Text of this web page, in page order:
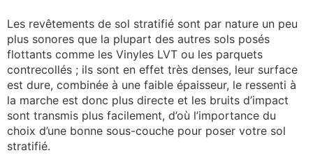
Les revêtements de sol stratifié sont par nature un peu
plus sonores que la plupart des autres sols posés
flottants comme les Vinyles LVT ou les parquets
contrecollés ; ils sont en effet très denses, leur surface
est dure, combinée à une faible épaisseur, le ressenti à
la marche est donc plus directe et les bruits d’impact
sont transmis plus facilement, d’où l’importance du
choix d’une bonne sous-couche pour poser votre sol
stratifié.